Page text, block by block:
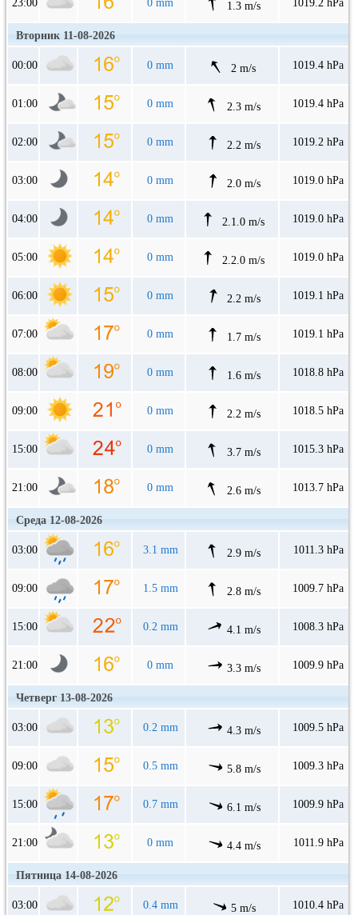
23:00 0 mm 1.3 m/s 1019.2 hPa
Вторник 11-08-2026
00:00 0 mm 2 m/s 1019.4 hPa
01:00 0 mm 2.3 m/s 1019.4 hPa
02:00 0 mm 2.2 m/s 1019.2 hPa
03:00 0 mm 2.0 m/s 1019.0 hPa
04:00 0 mm 2.1.0 m/s 1019.0 hPa
05:00 0 mm 2.2.0 m/s 1019.0 hPa
06:00 0 mm 2.2 m/s 1019.1 hPa
07:00 0 mm 1.7 m/s 1019.1 hPa
08:00 0 mm 1.6 m/s 1018.8 hPa
09:00 0 mm 2.2 m/s 1018.5 hPa
15:00 0 mm 3.7 m/s 1015.3 hPa
21:00 0 mm 2.6 m/s 1013.7 hPa
Среда 12-08-2026
03:00 3.1 mm 2.9 m/s 1011.3 hPa
09:00 1.5 mm 2.8 m/s 1009.7 hPa
15:00 0.2 mm 4.1 m/s 1008.3 hPa
21:00 0 mm 3.3 m/s 1009.9 hPa
Четверг 13-08-2026
03:00 0.2 mm 4.3 m/s 1009.5 hPa
09:00 0.5 mm 5.8 m/s 1009.3 hPa
15:00 0.7 mm 6.1 m/s 1009.9 hPa
21:00 0 mm 4.4 m/s 1011.9 hPa
Пятница 14-08-2026
03:00 0.4 mm 5 m/s 1010.4 hPa